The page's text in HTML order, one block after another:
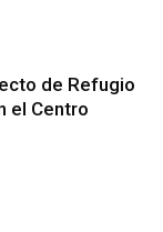
de Refugio
el Centro